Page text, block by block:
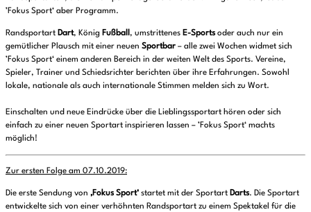
’Fokus Sport‘ aber Programm.
Randsportart Dart, König Fußball , umstrittenes E-Sports oder auch nur ein
gemütlicher Plausch mit einer neuen Sportbar – alle zwei Wochen widmet sich
’Fokus Sport‘ einem anderen Bereich in der weiten Welt des Sports. Vereine,
Spieler, Trainer und Schiedsrichter berichten über ihre Erfahrungen. Sowohl
lokale, nationale als auch internationale Stimmen melden sich zu Wort.
Einschalten und neue Eindrücke über die Lieblingssportart hören oder sich
einfach zu einer neuen Sportart inspirieren lassen – ’Fokus Sport‘ machts
möglich!
Zur ersten Folge am 07.10.2019:
Die erste Sendung von ‚Fokus Sport‘ startet mit der Sportart Darts. Die Sportart
entwickelte sich von einer verhöhnten Randsportart zu einem Spektakel für die